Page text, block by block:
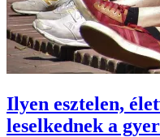
Ilyen esztelen,
leselkednek a